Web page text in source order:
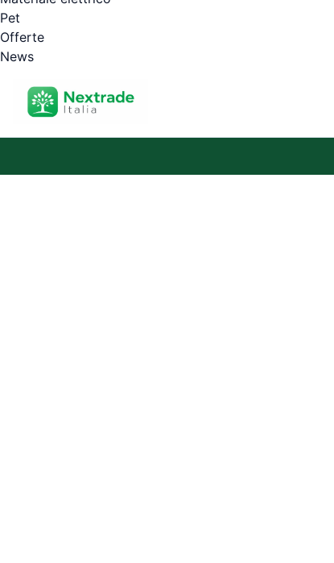
Pet
Offerte
News